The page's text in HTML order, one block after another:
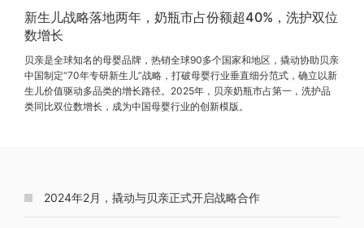
新生儿战略落地两年，奶瓶市占份额超40%，洗护双位
数增长
贝亲是全球知名的母婴品牌，热销全球90多个国家和地区，撬动协助贝亲
中国制定“70年专研新生儿”战略，打破母婴行业垂直细分范式，确立以新
生儿价值驱动多品类的增长路径。2025年，贝亲奶瓶市占第一，洗护品
类同比双位数增长，成为中国母婴行业的创新模版。
2024年2月，撬动与贝亲正式开启战略合作